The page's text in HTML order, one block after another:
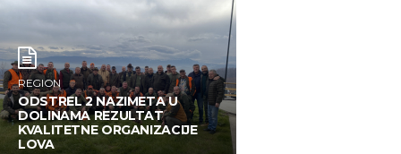
REGION
ODSTREL 2 NAZIMETA U
DOLINAMA REZULTAT
KVALITETNE ORGANIZACIJE
LOVA